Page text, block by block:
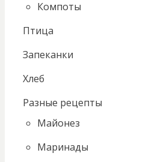
Компоты
Птица
Запеканки
Хлеб
Разные рецепты
Майонез
Маринады